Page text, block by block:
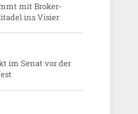
mit Broker-
ins Visier
im Senat vor der